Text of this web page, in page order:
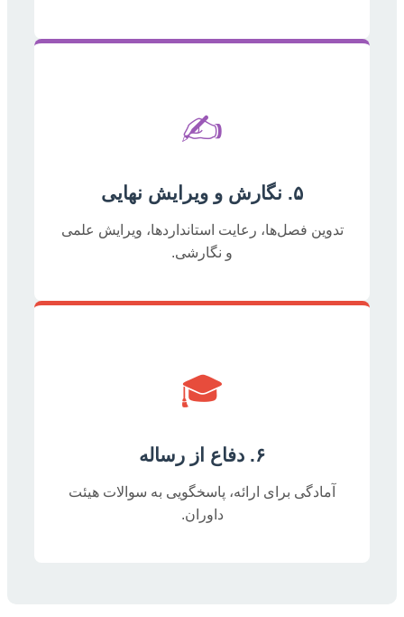
✍️
۵. نگارش و ویرایش نهایی
تدوین فصل‌ها، رعایت استانداردها، ویرایش علمی
و نگارشی.
🎓
۶. دفاع از رساله
آمادگی برای ارائه، پاسخگویی به سوالات هیئت
داوران.